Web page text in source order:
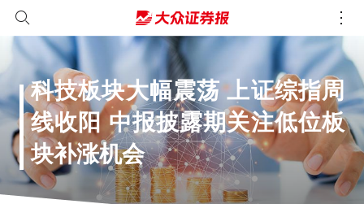
科技板块大幅震荡 上证综指周
线收阳 中报披露期关注低位板
块补涨机会